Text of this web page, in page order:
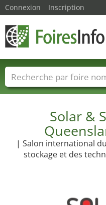
Solar &
| Salon international
stockage et des
Connexion Inscription
Foire noms Pays